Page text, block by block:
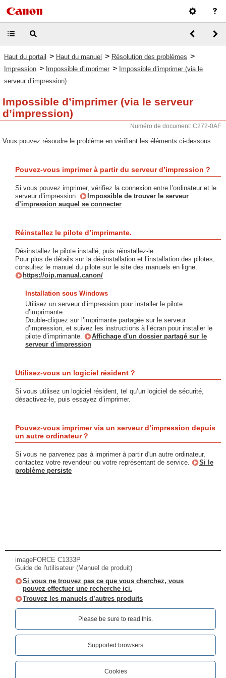
Haut du portail > Haut du manuel > Résolution des problèmes >
Impression > Impossible d'imprimer > Impossible d’imprimer (via le
serveur d’impression)
Impossible d’imprimer (via le serveur
d’impression)
Numéro de document: C272-0AF
Vous pouvez résoudre le problème en vérifiant les éléments ci-dessous.
Pouvez-vous imprimer à partir du serveur d’impression ?
Si vous pouvez imprimer, vérifiez la connexion entre l’ordinateur et le
serveur d’impression.
Impossible de trouver le serveur
d’impression auquel se connecter
Réinstallez le pilote d’imprimante.
Désinstallez le pilote installé, puis réinstallez-le.
Pour plus de détails sur la désinstallation et l’installation des pilotes,
consultez le manuel du pilote sur le site des manuels en ligne.
https://oip.manual.canon/
Installation sous Windows
Utilisez un serveur d’impression pour installer le pilote
d’imprimante.
Double-cliquez sur l’imprimante partagée sur le serveur
d’impression, et suivez les instructions à l’écran pour installer le
pilote d’imprimante.
Affichage d'un dossier partagé sur le
serveur d'impression
Utilisez-vous un logiciel résident ?
Si vous utilisez un logiciel résident, tel qu’un logiciel de sécurité,
désactivez-le, puis essayez d’imprimer.
Pouvez-vous imprimer via un serveur d’impression depuis
un autre ordinateur ?
Si vous ne parvenez pas à imprimer à partir d'un autre ordinateur,
contactez votre revendeur ou votre représentant de service.
Si le
problème persiste
imageFORCE C1333P
Guide de l'utilisateur (Manuel de produit)
Si vous ne trouvez pas ce que vous cherchez, vous
pouvez effectuer une recherche ici.
Trouvez les manuels d’autres produits
Please be sure to read this.‎
Supported browsers
Cookies